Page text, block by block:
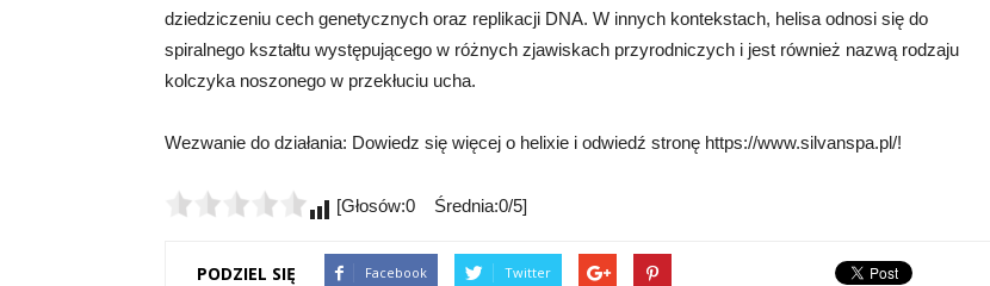
dziedziczeniu cech genetycznych oraz replikacji DNA. W innych kontekstach, helisa odnosi się do
spiralnego kształtu występującego w różnych zjawiskach przyrodniczych i jest również nazwą rodzaju
kolczyka noszonego w przekłuciu ucha.
Wezwanie do działania: Dowiedz się więcej o helixie i odwiedź stronę https://www.silvanspa.pl/!
[Głosów:0 Średnia:0/5]
PODZIEL SIĘ Facebook Twitter